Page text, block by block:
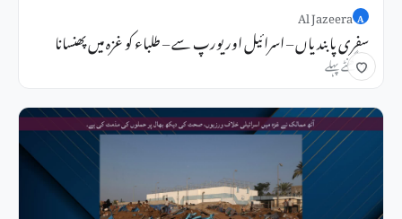
A
Al Jazeera
سفری پابندیاں – اسرائیل اور یورپ سے – طلباء کو غزہ میں پھنسانا
20 گھنٹے پہلے